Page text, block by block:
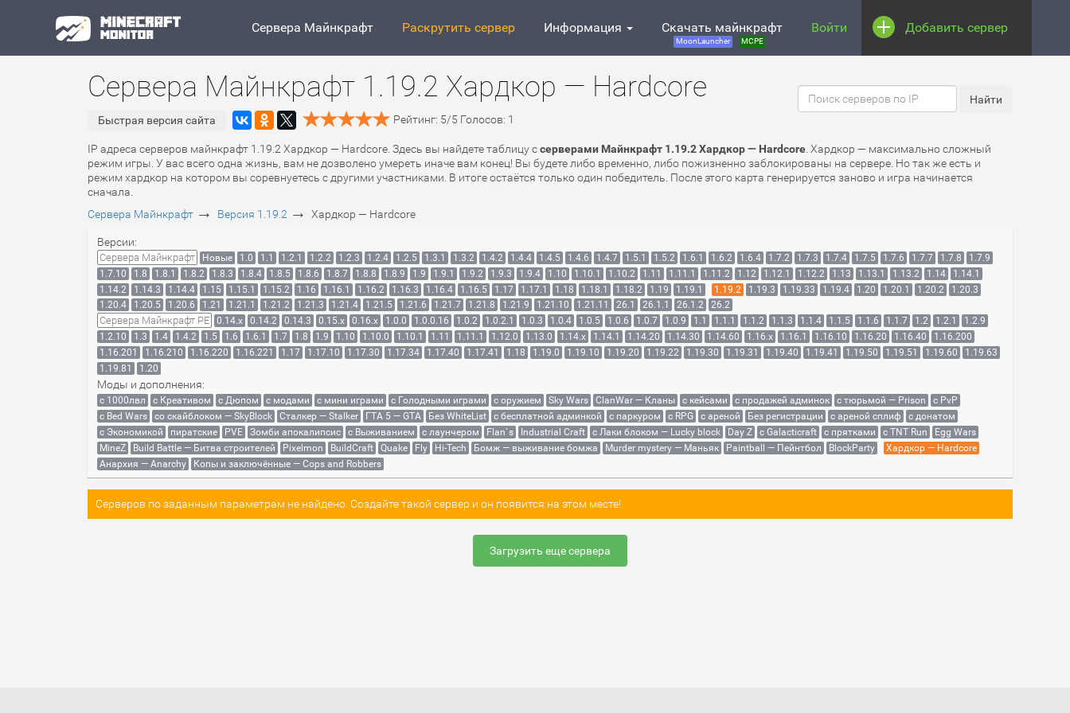
Сервера Майнкрафт Раскрутить сервер Информация Скачать майнкрафт
MoonLauncher MCPE
Войти Добавить сервер
Сервера Майнкрафт 1.19.2 Хардкор — Hardcore
Быстрая версия сайта Рейтинг: 5/5 Голосов: 1
IP адреса серверов майнкрафт 1.19.2 Хардкор — Hardcore. Здесь вы найдете таблицу ссерверами Майнкрафт 1.19.2 Хардкор — Hardcore . Хардкор — максимально сложный
режим игры. У вас всего одна жизнь, вам не дозволено умереть иначе вам конец! Вы будете либо временно, либо пожизненно заблокированы на сервере. Но так же есть и
режим хардкор на котором вы соревнуетесь с другими участниками. В итоге остаётся только один победитель. После этого карта генерируется заново и игра начинается
сначала.
Сервера Майнкрафт → Версия 1.19.2 → Хардкор — Hardcore
Версии:
Сервера Майнкрафт Новые 1.0 1.1 1.2.1 1.2.2 1.2.3 1.2.4 1.2.5 1.3.1 1.3.2 1.4.2 1.4.4 1.4.5 1.4.6 1.4.7 1.5.1 1.5.2 1.6.1 1.6.2 1.6.4 1.7.2 1.7.3 1.7.4 1.7.5 1.7.6 1.7.7 1.7.8
1.7.9
1.7.10
1.8 1.8.1 1.8.2 1.8.3 1.8.4 1.8.5 1.8.6 1.8.7 1.8.8 1.8.9 1.9 1.9.1 1.9.2 1.9.3 1.9.4 1.10 1.10.1 1.10.2 1.11 1.11.1 1.11.2 1.12 1.12.1 1.12.2 1.13 1.13.1 1.13.2 1.14
1.14.1
1.14.2
1.14.3 1.14.4 1.15 1.15.1 1.15.2 1.16 1.16.1 1.16.2 1.16.3 1.16.4 1.16.5 1.17 1.17.1 1.18 1.18.1 1.18.2 1.19 1.19.1 1.19.2 1.19.3 1.19.33 1.19.4 1.20 1.20.1 1.20.2
1.20.3
1.20.4
1.20.5 1.20.6 1.21 1.21.1 1.21.2 1.21.3 1.21.4 1.21.5 1.21.6 1.21.7 1.21.8 1.21.9 1.21.10 1.21.11 26.1 26.1.1 26.1.2 26.2
Сервера Майнкрафт PE 0.14.x 0.14.2 0.14.3 0.15.x 0.16.x 1.0.0 1.0.0.16 1.0.2 1.0.2.1 1.0.3 1.0.4 1.0.5 1.0.6 1.0.7 1.0.9 1.1 1.1.1 1.1.2 1.1.3 1.1.4 1.1.5 1.1.6 1.1.7 1.2 1.2.1
1.2.9
1.2.10
1.3 1.4 1.4.2 1.5 1.6 1.6.1 1.7 1.8 1.9 1.10 1.10.0 1.10.1 1.11 1.11.1 1.12.0 1.13.0 1.14.x 1.14.1 1.14.20 1.14.30 1.14.60 1.16.x 1.16.1 1.16.10 1.16.20 1.16.40
1.16.200
1.16.201
1.16.210 1.16.220 1.16.221 1.17 1.17.10 1.17.30 1.17.34 1.17.40 1.17.41 1.18 1.19.0 1.19.10 1.19.20 1.19.22 1.19.30 1.19.31 1.19.40 1.19.41 1.19.50 1.19.51 1.19.60
1.19.63
1.19.81
1.20
Моды и дополнения:
с 1000лвл c Креативом с Дюпом с модами с мини играми с Голодными играми с оружием Sky Wars ClanWar — Кланы с кейсами с продажей админок с тюрьмой — Prison
с PvP
с Bed Wars
со скайблоком — SkyBlock Сталкер — Stalker ГТА 5 — GTA Без WhiteList с бесплатной админкой с паркуром с RPG с ареной Без регистрации с ареной сплиф
с донатом
с Экономикой
пиратские PVE Зомби апокалипсис с Выживанием с лаунчером Flan`s Industrial Craft с Лаки блоком — Lucky block Day Z с Galacticraft с прятками с TNT Run
Egg Wars
MineZ
Build Battle — Битва строителей Pixelmon BuildCraft Quake Fly Hi-Tech Бомж — выживание бомжа Murder mystery — Маньяк Paintball — Пейнтбол BlockParty
Хардкор — Hardcore
Анархия — Anarchy
Копы и заключённые — Cops and Robbers
Серверов по заданным параметрам не найдено. Создайте такой сервер и он появится на этом месте!
Загрузить еще сервера